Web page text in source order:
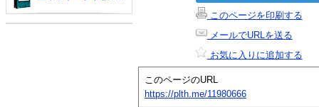
このページを印刷する
メールでURLを送る
お気に入りに追加する
このページのURL
https://plth.me/11980666